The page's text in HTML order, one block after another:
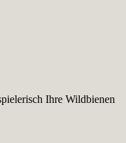
Ihre Wildbienen